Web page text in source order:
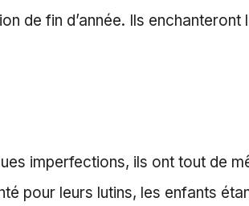
de fin d’année. Ils enchanteront
imperfections, ils ont tout de
pour leurs lutins, les enfants